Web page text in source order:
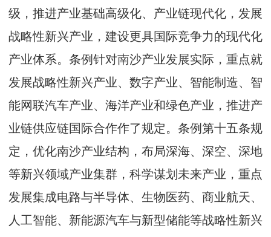
级，推进产业基础高级化、产业链现代化，发展
战略性新兴产业，建设更具国际竞争力的现代化
产业体系。条例针对南沙产业发展实际，重点就
发展战略性新兴产业、数字产业、智能制造、智
能网联汽车产业、海洋产业和绿色产业，推进产
业链供应链国际合作作了规定。条例第十五条规
定，优化南沙产业结构，布局深海、深空、深地
等新兴领域产业集群，科学谋划未来产业，重点
发展集成电路与半导体、生物医药、商业航天、
人工智能、新能源汽车与新型储能等战略性新兴